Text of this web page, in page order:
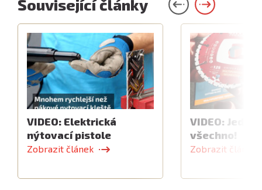
Související články
VIDEO: Elektrická
nýtovací pistole
Zobrazit článek
VIDEO:
všechno!
Zobrazit článek